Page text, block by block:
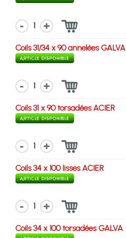
1
Coils 31/34 x 90 annelées GALVA
1
Coils 31 x 90 torsadées ACIER
1
Coils 34 x 100 lisses ACIER
1
Coils 34 x 100 torsadées GALVA